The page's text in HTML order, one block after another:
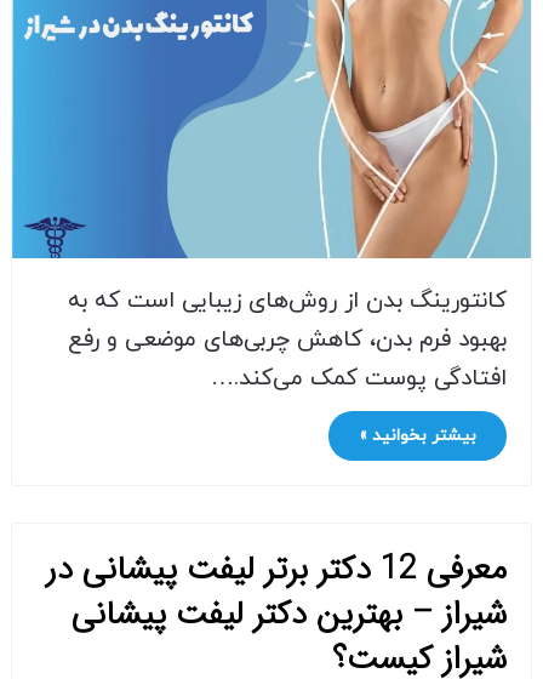
کانتورینگ بدن از روش‌های زیبایی است که به
بهبود فرم بدن، کاهش چربی‌های موضعی و رفع
افتادگی پوست کمک می‌کند.…
بیشتر بخوانید »
معرفی 12 دکتر برتر لیفت پیشانی در
شیراز – بهترین دکتر لیفت پیشانی
شیراز کیست؟